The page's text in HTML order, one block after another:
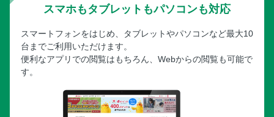
スマホもタブレットもパソコンも対応
スマートフォンをはじめ、タブレットやパソコンなど最大10
台までご利用いただけます。
便利なアプリでの閲覧はもちろん、Webからの閲覧も可能で
す。